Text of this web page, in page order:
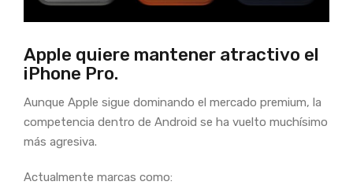
Apple quiere mantener atractivo el
iPhone Pro.
Aunque Apple sigue dominando el mercado premium, la
competencia dentro de Android se ha vuelto muchísimo
más agresiva.
Actualmente marcas como: